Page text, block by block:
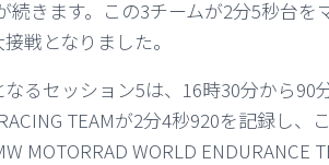
続きます。この3チームが2分5秒台
戦となりました。
るセッション5は、16時30分から90
RACING TEAMが2分4秒920を記録し
MOTORRAD WORLD